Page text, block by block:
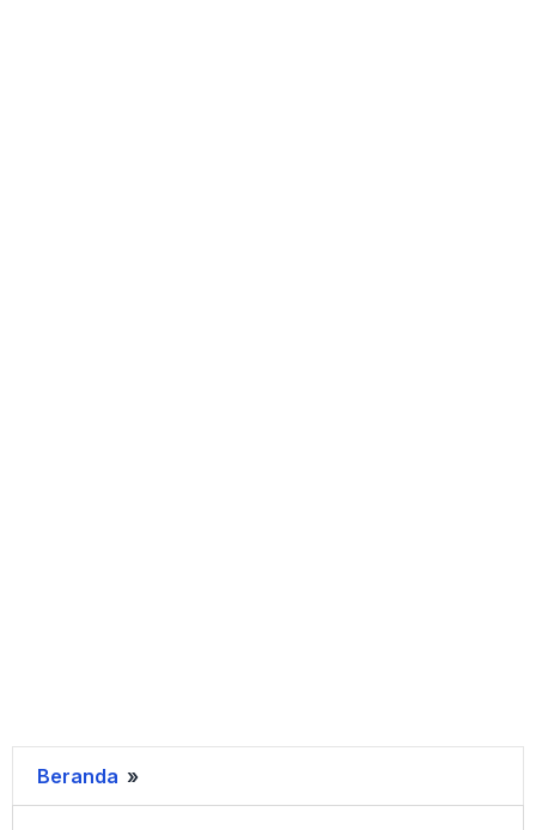
Beranda »
20200518-